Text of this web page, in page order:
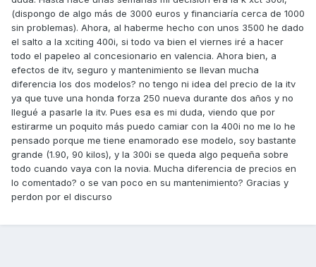
(dispongo de algo más de 3000 euros y financiaría cerca de 1000
sin problemas). Ahora, al haberme hecho con unos 3500 he dado
el salto a la xciting 400i, si todo va bien el viernes iré a hacer
todo el papeleo al concesionario en valencia. Ahora bien, a
efectos de itv, seguro y mantenimiento se llevan mucha
diferencia los dos modelos? no tengo ni idea del precio de la itv
ya que tuve una honda forza 250 nueva durante dos años y no
llegué a pasarle la itv. Pues esa es mi duda, viendo que por
estirarme un poquito más puedo camiar con la 400i no me lo he
pensado porque me tiene enamorado ese modelo, soy bastante
grande (1.90, 90 kilos), y la 300i se queda algo pequeña sobre
todo cuando vaya con la novia. Mucha diferencia de precios en
lo comentado? o se van poco en su mantenimiento? Gracias y
perdon por el discurso